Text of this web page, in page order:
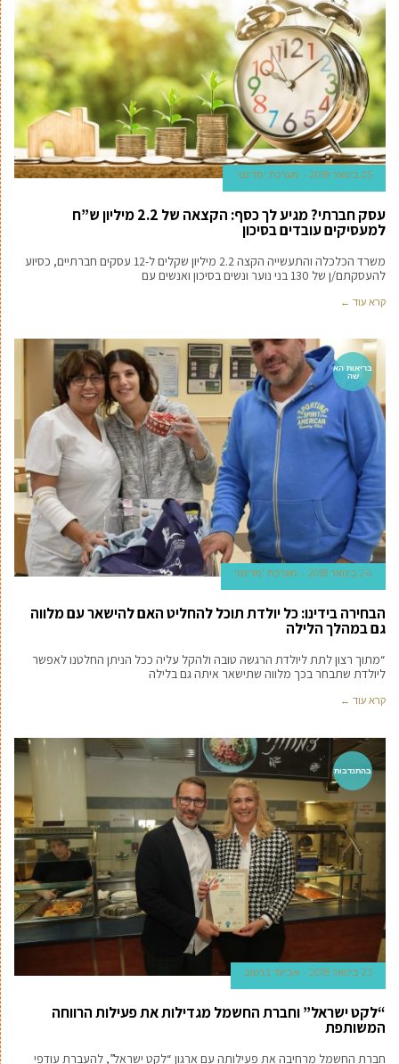
25 בינואר 2018 מערכת 'מדינט'
עסק חברתי? מגיע לך כסף: הקצאה של 2.2 מיליון ש”ח
למעסיקים עובדים בסיכון
משרד הכלכלה והתעשייה הקצה 2.2 מיליון שקלים ל-12 עסקים חברתיים, כסיוע
להעסקתם/ן של 130 בני נוער ונשים בסיכון ואנשים עם
קרא עוד ←
בריאות הא
שה
24 בינואר 2018 מערכת 'מדינט'
הבחירה בידינו: כל יולדת תוכל להחליט האם להישאר עם מלווה
גם במהלך הלילה
“מתוך רצון לתת ליולדת הרגשה טובה ולהקל עליה ככל הניתן החלטנו לאפשר
ליולדת שתבחר בכך מלווה שתישאר איתה גם בלילה
קרא עוד ←
בהתנדבות
23 בינואר 2018 אביעד ברטוב
“לקט ישראל” וחברת החשמל מגדילות את פעילות הרווחה
המשותפת
חברת החשמל מרחיבה את פעילותה עם ארגון “לקט ישראל”, להעברת עודפי